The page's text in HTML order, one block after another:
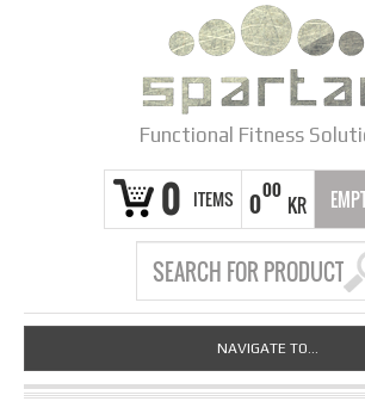
Functional Fitness
0 ITEMS 000
KR
NAVIGATE TO...